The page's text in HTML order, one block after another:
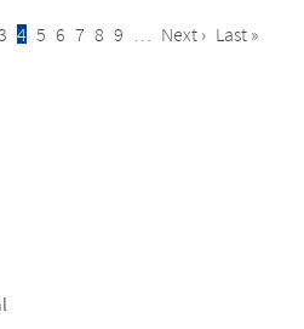
Pagination
Current
4 Página
5 Página
6 Página
7 Página
8 Página
9 … Next
Next › Last
Last »